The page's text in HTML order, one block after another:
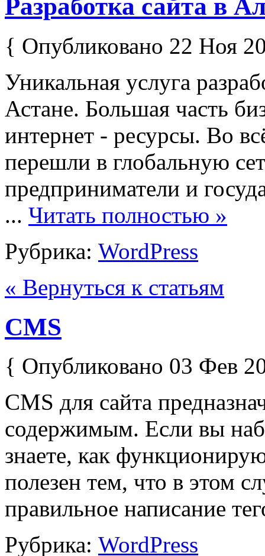
Разработка сайта в
{ Опубликовано 22 Ноя
Уникальная услуга
Астане. Большая часть
интернет - ресурсы. Во
перешли в глобальную
предприниматели и
... Читать полностью »
Рубрика: WordPress
« Вернуться к статьям
CMS
{ Опубликовано 03 Фев
CMS для сайта
содержимым. Если вы
знаете, как
полезен тем, что в этом
правильное написание
Рубрика: WordPress